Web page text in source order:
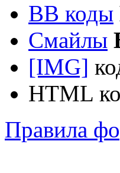
BB коды
Смайлы
[IMG]
HTML
Правила